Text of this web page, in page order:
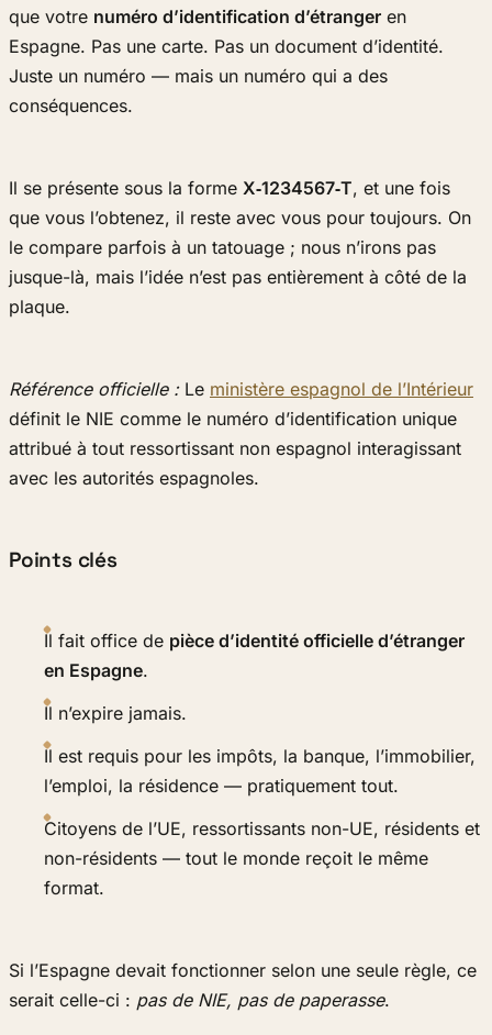
que votre numéro d’identification d’étranger en
Espagne. Pas une carte. Pas un document d’identité.
Juste un numéro — mais un numéro qui a des
conséquences.
Il se présente sous la forme X‑1234567‑T, et une fois
que vous l’obtenez, il reste avec vous pour toujours. On
le compare parfois à un tatouage ; nous n’irons pas
jusque-là, mais l’idée n’est pas entièrement à côté de la
plaque.
Référence officielle :Le ministère espagnol de l’Intérieur
définit le NIE comme le numéro d’identification unique
attribué à tout ressortissant non espagnol interagissant
avec les autorités espagnoles.
Points clés
Il fait office de pièce d’identité officielle d’étranger
en Espagne.
Il n’expire jamais.
Il est requis pour les impôts, la banque, l’immobilier,
l’emploi, la résidence — pratiquement tout.
Citoyens de l’UE, ressortissants non-UE, résidents et
non-résidents — tout le monde reçoit le même
format.
Si l’Espagne devait fonctionner selon une seule règle, ce
serait celle-ci : pas de NIE, pas de paperasse.